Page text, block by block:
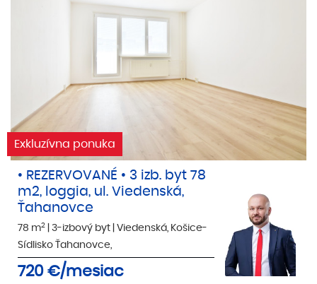
Exkluzívna ponuka
• REZERVOVANÉ • 3 izb. byt 78
m2, loggia, ul. Viedenská,
Ťahanovce
78 m2 3-izbový byt
Viedenská, Košice-
Sídlisko Ťahanovce,
720 €/mesiac